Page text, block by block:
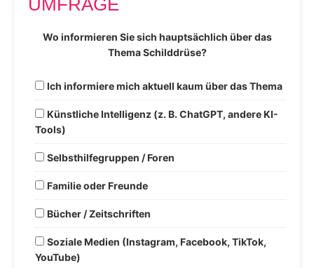
UMFRAGE
Wo informieren Sie sich hauptsächlich über das
Thema Schilddrüse?
Ich informiere mich aktuell kaum über das Thema
Künstliche Intelligenz (z. B. ChatGPT, andere KI-
Tools)
Selbsthilfegruppen / Foren
Familie oder Freunde
Bücher / Zeitschriften
Soziale Medien (Instagram, Facebook, TikTok,
YouTube)